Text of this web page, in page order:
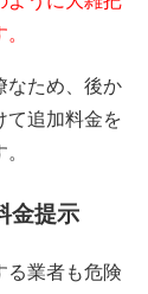
なため、後か
て追加料金を
金提示
る業者も危険